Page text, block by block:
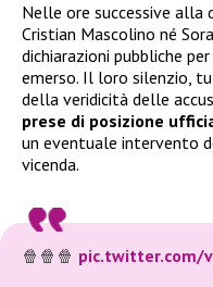
Nelle ore successive alla
Cristian Mascolino né
dichiarazioni pubbliche
emerso. Il loro silenzio,
della veridicità delle
prese di posizione
un eventuale intervento
vicenda.
🍿🍿🍿 pic.twitter.com/